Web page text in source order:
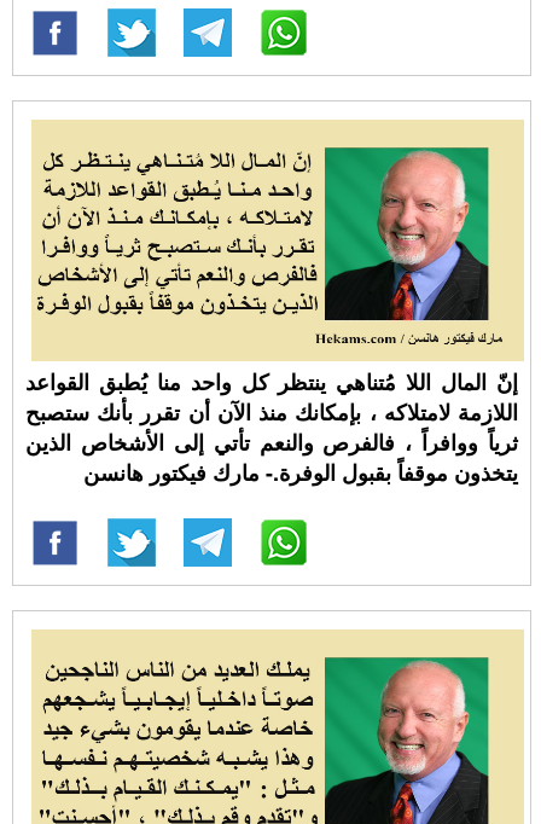
إنّ المال اللا مُتناهي ينتظر كل واحد منا يُطبق القواعد
اللازمة لامتلاكه ، بإمكانك منذ الآن أن تقرر بأنك ستصبح
ثرياً ووافراً ، فالفرص والنعم تأتي إلى الأشخاص الذين
يتخذون موقفاً بقبول الوفرة.- مارك فيكتور هانسن